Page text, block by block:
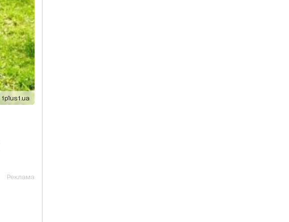
1plus1.ua
Реклама